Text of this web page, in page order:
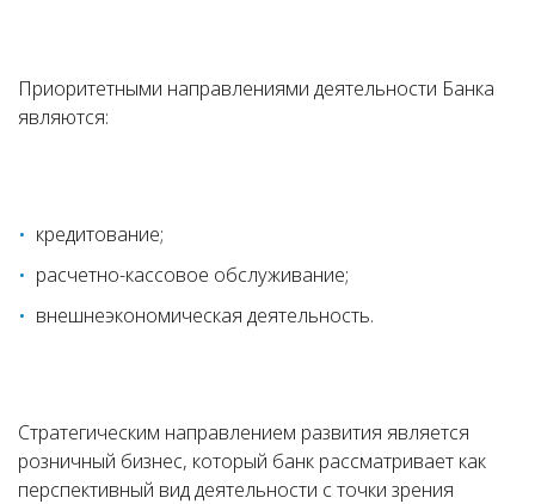
Приоритетными направлениями деятельности Банка
являются:
кредитование;
расчетно-кассовое обслуживание;
внешнеэкономическая деятельность.
Стратегическим направлением развития является
розничный бизнес, который банк рассматривает как
перспективный вид деятельности с точки зрения